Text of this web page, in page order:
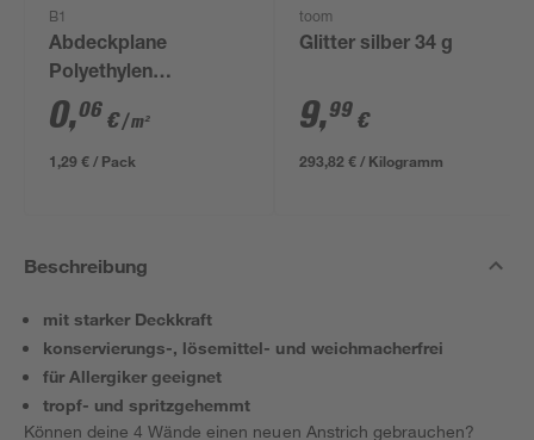
B1
Abdeckplane
Polyethylen
transparent 4 x 5 m
0,06 €/ m²
1,29 € / Pack
toom
Glitter silber 34 g
9,99 €
293,82 € / Kilogramm
Beschreibung
mit starker Deckkraft
konservierungs-, lösemittel- und weichmacherfrei
für Allergiker geeignet
tropf- und spritzgehemmt
Können deine 4 Wände einen neuen Anstrich gebrauchen?